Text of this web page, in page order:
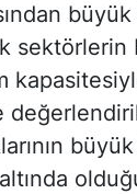
büyük
sektörlerin